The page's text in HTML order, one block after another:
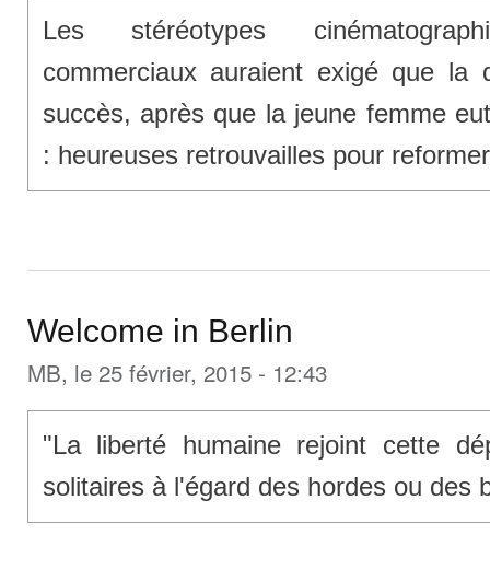
Les stéréotypes
commerciaux auraient exigé que la
succès, après que la jeune femme
: heureuses retrouvailles pour
Welcome in Berlin
MB, le 25 février, 2015 - 12:43
"La liberté humaine rejoint cette
solitaires à l'égard des hordes ou des